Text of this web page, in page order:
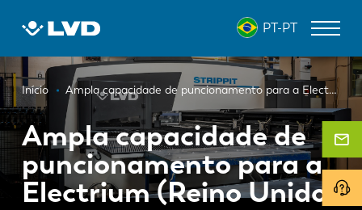
para
conteúdo
principal
PT-PT
Navegação
estrutural
Início Ampla capacidade de puncionamento para a Electrium (Reino Unido)
Ampla capacidade de
puncionamento para a
Electrium (Reino Unido)
MÁQUINAS DE CORTE A LASER
DOBRADEIRAS
PANELADORAS
PUNCIONADEIRAS